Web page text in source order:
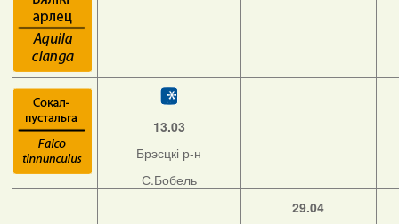
13.03
Брэсцкі р-н
С.Бобель
29.04